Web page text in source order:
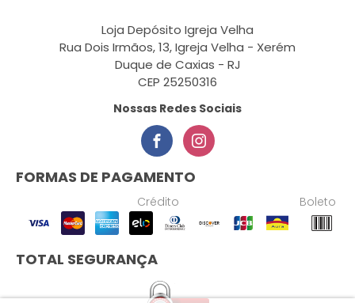
Loja Depósito Igreja Velha
Rua Dois Irmãos, 13, Igreja Velha - Xerém
Duque de Caxias - RJ
CEP 25250316
Nossas Redes Sociais
FORMAS DE PAGAMENTO
Crédito Boleto
TOTAL SEGURANÇA